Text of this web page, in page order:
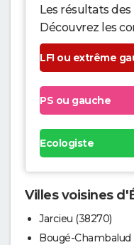
Les résultats
Découvrez les
LFI ou extrême
PS ou gauche
Ecologiste
Villes voisines
Jarcieu (38270)
Bougé-Chambalud